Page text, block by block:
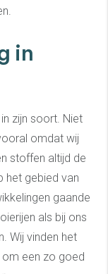
in
zijn soort. Niet
omdat wij
stoffen altijd de
het gebied van
gaande
als bij ons
Wij vinden het
een zo goed